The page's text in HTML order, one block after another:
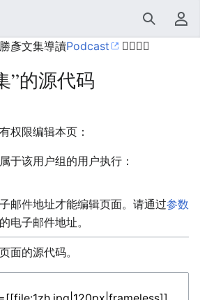
搜索
用户菜单
彥文集導讀Podcast 🙋‍♂️🙋‍♀️
”的源代码
权限编辑本页：
于该用户组的用户执行：
邮件地址才能编辑页面。请通过参数
电子邮件地址。
面的源代码。